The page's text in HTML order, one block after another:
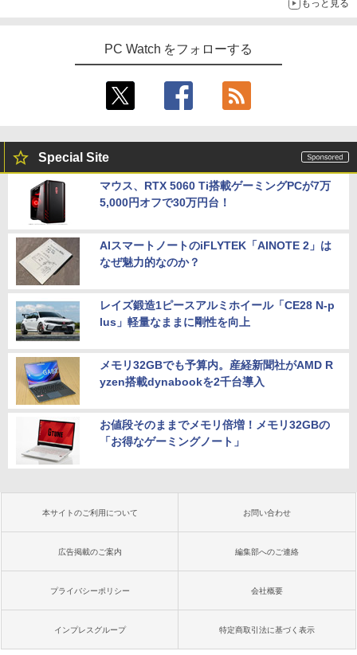
もっと見る
PC Watch をフォローする
Special Site
マウス、RTX 5060 Ti搭載ゲーミングPCが7万
5,000円オフで30万円台！
AIスマートノートのiFLYTEK「AINOTE 2」は
なぜ魅力的なのか？
レイズ鍛造1ピースアルミホイール「CE28 N-p
lus」軽量なままに剛性を向上
メモリ32GBでも予算内。産経新聞社がAMD R
yzen搭載dynabookを2千台導入
お値段そのままでメモリ倍増！メモリ32GBの
「お得なゲーミングノート」
本サイトのご利用について お問い合わせ
広告掲載のご案内 編集部へのご連絡
プライバシーポリシー 会社概要
インプレスグループ 特定商取引法に基づく表示